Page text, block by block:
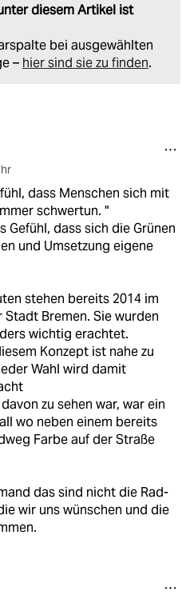
diesem Artikel ist
bei ausgewählten
– hier sind sie zu finden.
dass Menschen sich mit
schwertun. "
Gefühl, dass sich die Grünen
und Umsetzung eigene
stehen bereits 2014 im
Stadt Bremen. Sie wurden
wichtig erachtet.
Konzept ist nahe zu
Wahl wird damit
zu sehen war, war ein
wo neben einem bereits
Farbe auf der Straße
das sind nicht die Rad-
wir uns wünschen und die